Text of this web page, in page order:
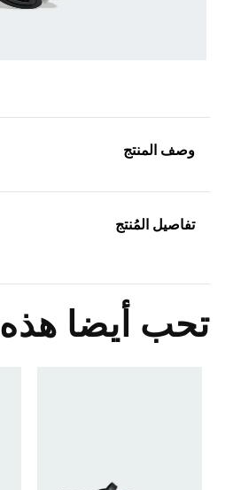
وصف المنتج
تفاصيل المُنتج
تحب أيضا هذه